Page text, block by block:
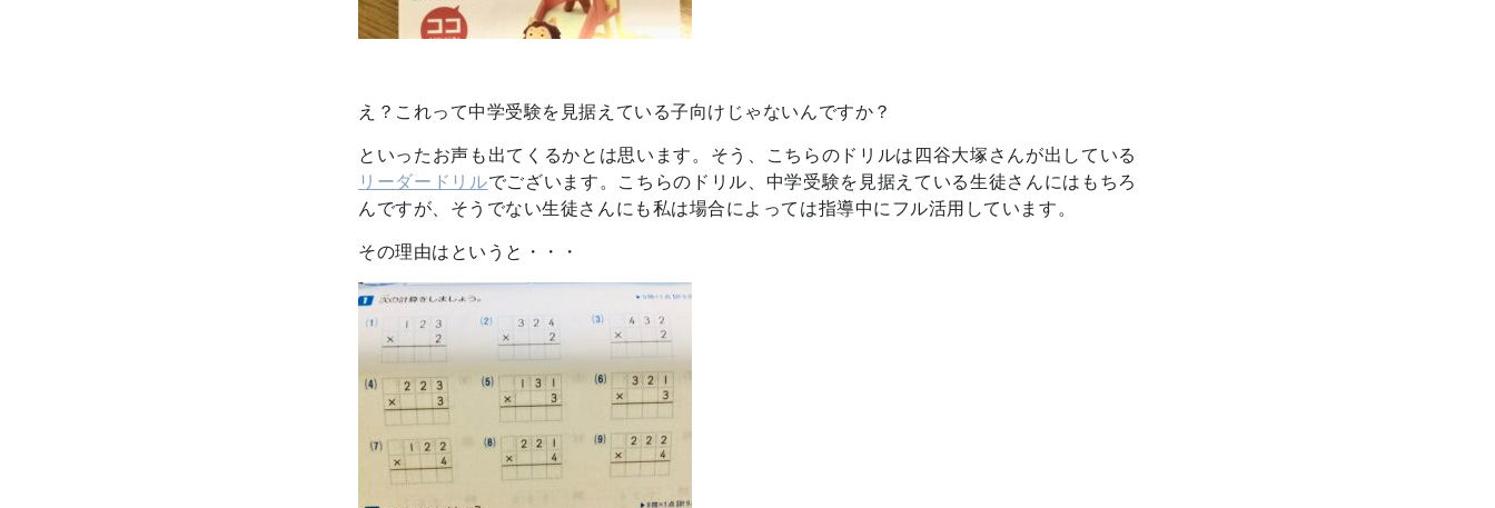
え？これって中学受験を見据えている子向けじゃないんですか？
といったお声も出てくるかとは思います。そう、こちらのドリルは四谷大塚さんが出している
リーダードリルでございます。こちらのドリル、中学受験を見据えている生徒さんにはもちろ
んですが、そうでない生徒さんにも私は場合によっては指導中にフル活用しています。
その理由はというと・・・